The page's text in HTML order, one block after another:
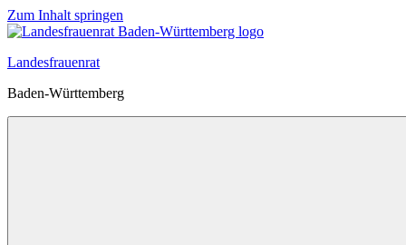
Zum Inhalt springen
Landesfrauenrat
Baden-Württemberg